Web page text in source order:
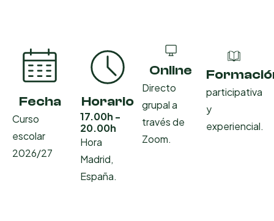
Fecha
Curso
escolar
2026/27​
Horario
17.00h -
20.00h
Hora
Madrid,
España.
Online
Directo
grupal a
través de
Zoom.
participativa
y
experiencial.